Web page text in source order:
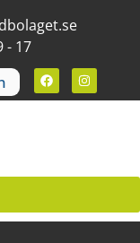
- 17